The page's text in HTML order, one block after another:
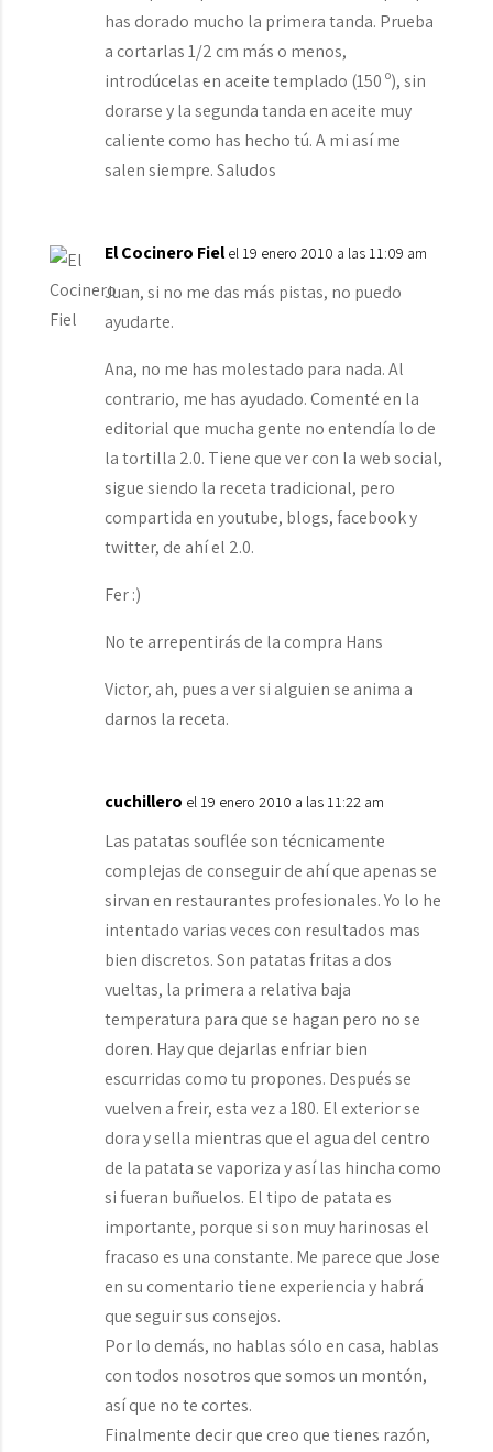
has dorado mucho la primera tanda. Prueba
a cortarlas 1/2 cm más o menos,
introdúcelas en aceite templado (150 º), sin
dorarse y la segunda tanda en aceite muy
caliente como has hecho tú. A mi así me
salen siempre. Saludos
El Cocinero Fiel el 19 enero 2010 a las 11:09 am
Juan, si no me das más pistas, no puedo
ayudarte.
Ana, no me has molestado para nada. Al
contrario, me has ayudado. Comenté en la
editorial que mucha gente no entendía lo de
la tortilla 2.0. Tiene que ver con la web social,
sigue siendo la receta tradicional, pero
compartida en youtube, blogs, facebook y
twitter, de ahí el 2.0.
Fer :)
No te arrepentirás de la compra Hans
Victor, ah, pues a ver si alguien se anima a
darnos la receta.
cuchillero el 19 enero 2010 a las 11:22 am
Las patatas souflée son técnicamente
complejas de conseguir de ahí que apenas se
sirvan en restaurantes profesionales. Yo lo he
intentado varias veces con resultados mas
bien discretos. Son patatas fritas a dos
vueltas, la primera a relativa baja
temperatura para que se hagan pero no se
doren. Hay que dejarlas enfriar bien
escurridas como tu propones. Después se
vuelven a freir, esta vez a 180. El exterior se
dora y sella mientras que el agua del centro
de la patata se vaporiza y así las hincha como
si fueran buñuelos. El tipo de patata es
importante, porque si son muy harinosas el
fracaso es una constante. Me parece que Jose
en su comentario tiene experiencia y habrá
que seguir sus consejos.
Por lo demás, no hablas sólo en casa, hablas
con todos nosotros que somos un montón,
así que no te cortes.
Finalmente decir que creo que tienes razón,